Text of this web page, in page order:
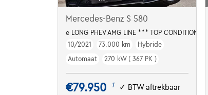
Mercedes-Benz S 580
e LONG PHEV AMG LINE *** TOP CONDITION ***
10/2021
73.000 km
Hybride
Automaat
270 kW ( 367 PK )
€79.950 1 ✓ BTW aftrekbaar